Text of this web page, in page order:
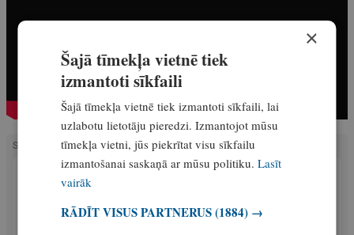
SAISTĪTIE RAKSTI
Salaspilī noskaidroti Latvijas labākie
fīdermakšķernieki. Kopā noķerti 196,840
kilogrami zivju
×
Šajā tīmekļa vietnē tiek
izmantoti sīkfaili
Šajā tīmekļa vietnē tiek izmantoti sīkfaili, lai
uzlabotu lietotāju pieredzi. Izmantojot mūsu
tīmekļa vietni, jūs piekrītat visu sīkfailu
izmantošanai saskaņā ar mūsu politiku.Lasīt
vairāk
RĀDĪT VISUS PARTNERUS(1884) →